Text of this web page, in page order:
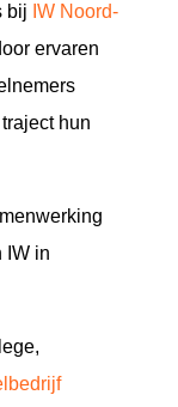
bij IW Noord-
ervaren
hun
IW in